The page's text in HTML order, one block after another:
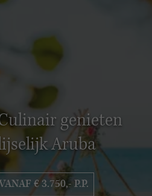
genieten
Aruba
VANAF € 3.750,- P.P.